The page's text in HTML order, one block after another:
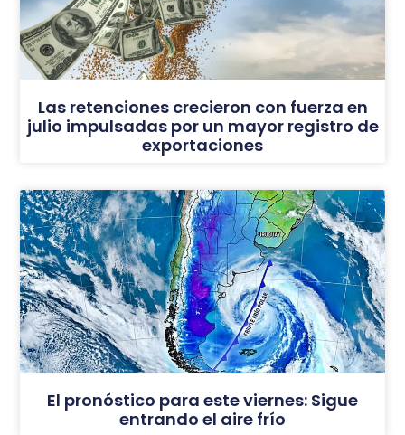
Las retenciones crecieron con fuerza en
julio impulsadas por un mayor registro de
exportaciones
El pronóstico para este viernes: Sigue
entrando el aire frío